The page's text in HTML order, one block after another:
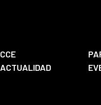
CCE
ACTUALIDAD